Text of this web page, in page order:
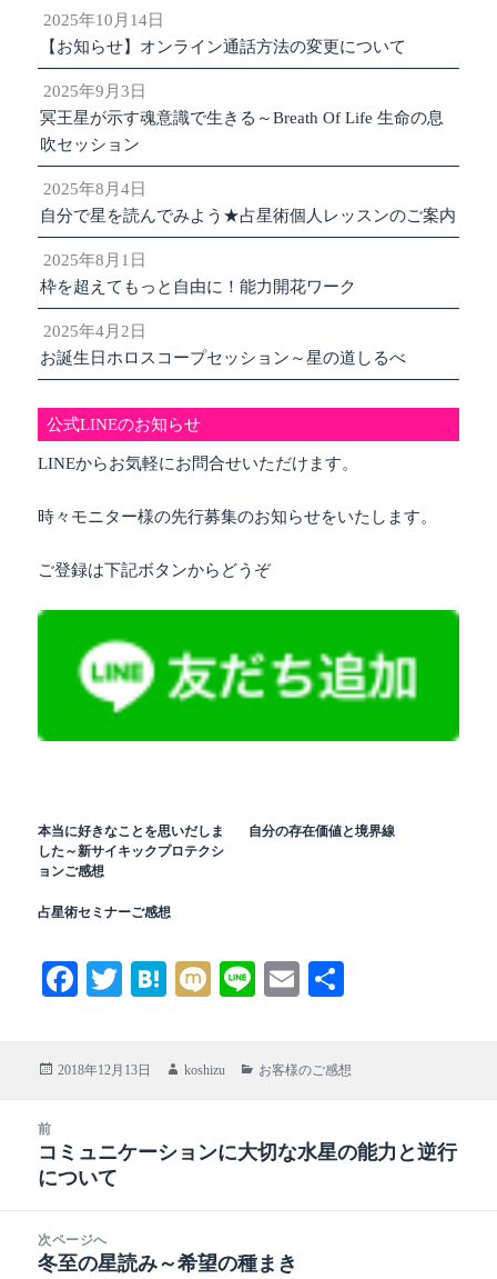
2025年10月14日
【お知らせ】オンライン通話方法の変更について
2025年9月3日
冥王星が示す魂意識で生きる～Breath Of Life 生命の息
吹セッション
2025年8月4日
自分で星を読んでみよう★占星術個人レッスンのご案内
2025年8月1日
枠を超えてもっと自由に！能力開花ワーク
2025年4月2日
お誕生日ホロスコープセッション～星の道しるべ
公式LINEのお知らせ
LINEからお気軽にお問合せいただけます。
時々モニター様の先行募集のお知らせをいたします。
ご登録は下記ボタンからどうぞ
本当に好きなことを思いだしま
した～新サイキックプロテクシ
ョンご感想
自分の存在価値と境界線
占星術セミナーご感想
Fa
ok
T
r
H
a
M
Li
E
投
2018年12月13日
作
koshizu
カ
ー
お客様のご感想
前
前
の
稿:
コミュニケーションに大切な水星の能力と逆行
について
次ページへ
次
冬至の星読み～希望の種まき